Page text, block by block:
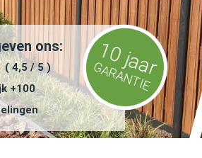
ons:
( 4,5 / 5 )
+100
10 jaar
GARANTIE